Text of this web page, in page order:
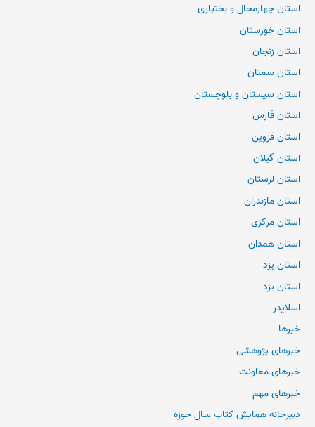
استان چهارمحال و بختیاری
استان خوزستان
استان زنجان
استان سمنان
استان سیستان و بلوچستان
استان فارس
استان قزوین
استان گیلان
استان لرستان
استان مازندران
استان مرکزی
استان همدان
استان یزد
استان یزد
اسلایدر
خبرها
خبرهای پژوهشی
خبرهای معاونت
خبرهای مهم
دبیرخانه همایش کتاب سال حوزه